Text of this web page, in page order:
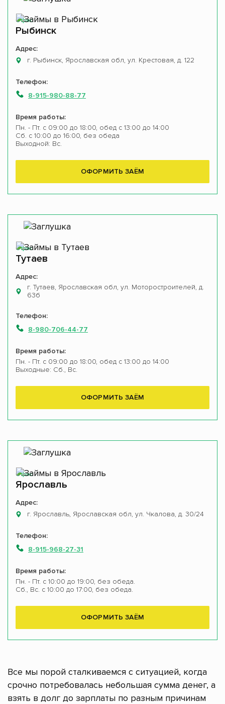
Офис
Рыбинск
Адрес:
г. Рыбинск, Ярославская обл, ул. Крестовая, д. 122
Телефон:
8-915-980-88-77
Время работы:
Пн. - Пт. с 09:00 до 18:00, обед с 13:00 до 14:00
Сб. с 10:00 до 16:00, без обеда
Выходной: Вс.
ОФОРМИТЬ ЗАЁМ
Офис
Тутаев
Адрес:
г. Тутаев, Ярославская обл, ул. Моторостроителей, д.
63б
Телефон:
8-980-706-44-77
Время работы:
Пн. - Пт. с 09:00 до 18:00, обед с 13:00 до 14:00
Выходные: Сб., Вс.
ОФОРМИТЬ ЗАЁМ
Офис
Ярославль
Адрес:
г. Ярославль, Ярославская обл, ул. Чкалова, д. 30/24
Телефон:
8-915-968-27-31
Время работы:
Пн. - Пт. с 10:00 до 19:00, без обеда.
Сб., Вс. с 10:00 до 17:00, без обеда.
ОФОРМИТЬ ЗАЁМ
Все мы порой сталкиваемся с ситуацией, когда
срочно потребовалась небольшая сумма денег, а
взять в долг до зарплаты по разным причинам